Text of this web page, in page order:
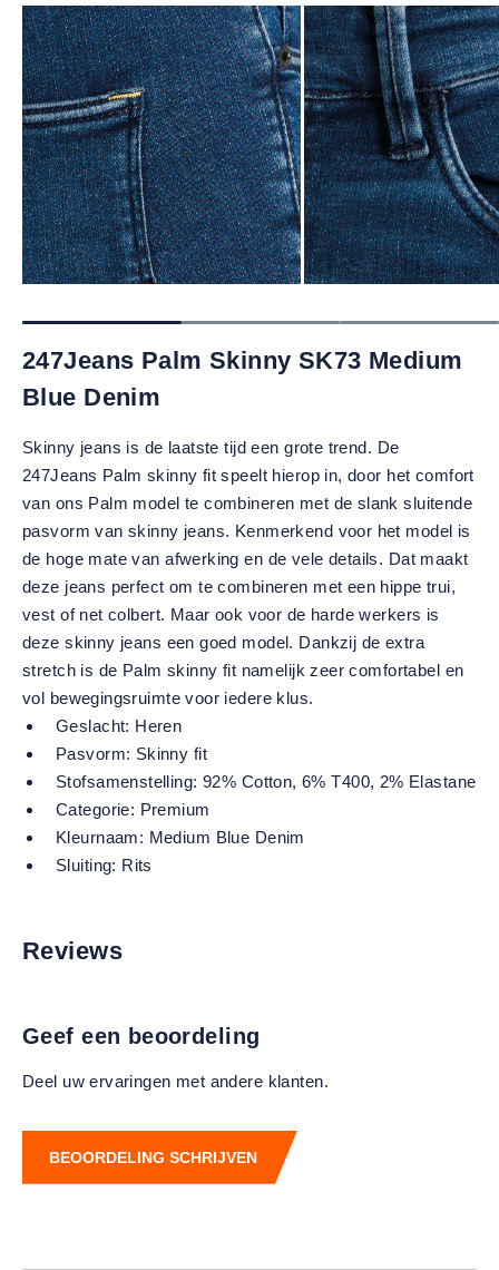
247Jeans Palm Skinny SK73 Medium
Blue Denim
Skinny jeans is de laatste tijd een grote trend. De
247Jeans Palm skinny fit speelt hierop in, door het comfort
van ons Palm model te combineren met de slank sluitende
pasvorm van skinny jeans. Kenmerkend voor het model is
de hoge mate van afwerking en de vele details. Dat maakt
deze jeans perfect om te combineren met een hippe trui,
vest of net colbert. Maar ook voor de harde werkers is
deze skinny jeans een goed model. Dankzij de extra
stretch is de Palm skinny fit namelijk zeer comfortabel en
vol bewegingsruimte voor iedere klus.
Geslacht: Heren
Pasvorm: Skinny fit
Stofsamenstelling: 92% Cotton, 6% T400, 2% Elastane
Categorie: Premium
Kleurnaam: Medium Blue Denim
Sluiting: Rits
Reviews
Geef een beoordeling
Deel uw ervaringen met andere klanten.
BEOORDELING SCHRIJVEN